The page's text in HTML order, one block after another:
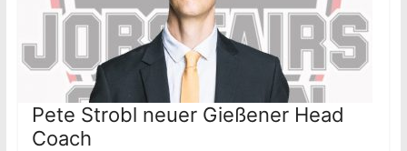
Pete Strobl neuer Gießener Head
Coach